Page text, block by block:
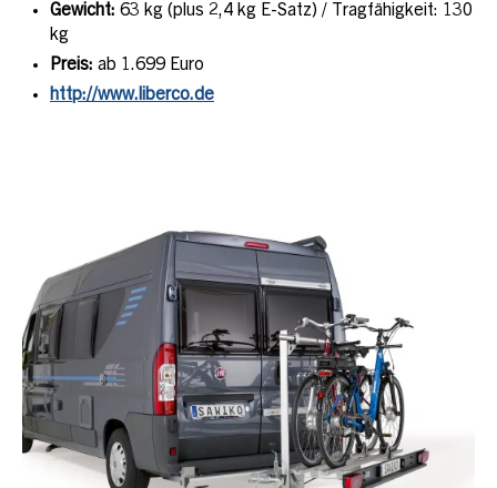
Gewicht: 63 kg (plus 2,4 kg E-Satz) / Tragfähigkeit: 130
kg
Preis: ab 1.699 Euro
http://www.liberco.de